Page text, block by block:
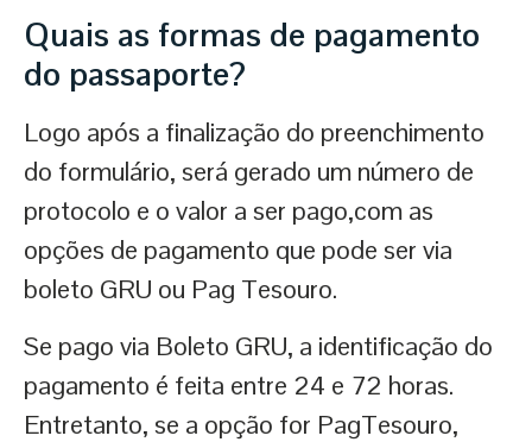
Quais as formas de pagamento
do passaporte?
Logo após a finalização do preenchimento
do formulário, será gerado um número de
protocolo e o valor a ser pago,com as
opções de pagamento que pode ser via
boleto GRU ou Pag Tesouro.
Se pago via Boleto GRU, a identificação do
pagamento é feita entre 24 e 72 horas.
Entretanto, se a opção for PagTesouro,